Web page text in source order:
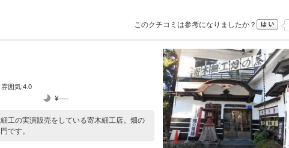
このクチコミは参考になりましたか？
囲気:4.0
¥----
工の実演販売をしている寄木細工店。畑の
です。